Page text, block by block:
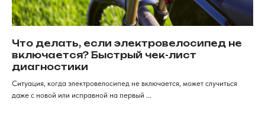
Что делать, если электровелосипед не
включается? Быстрый чек-лист
диагностики
Ситуация, когда электровелосипед не включается, может случиться
даже с новой или исправной на первый ...
Категории
Электровелосипеды
Запчасти
Продажа электротранспорта
в Красноярске